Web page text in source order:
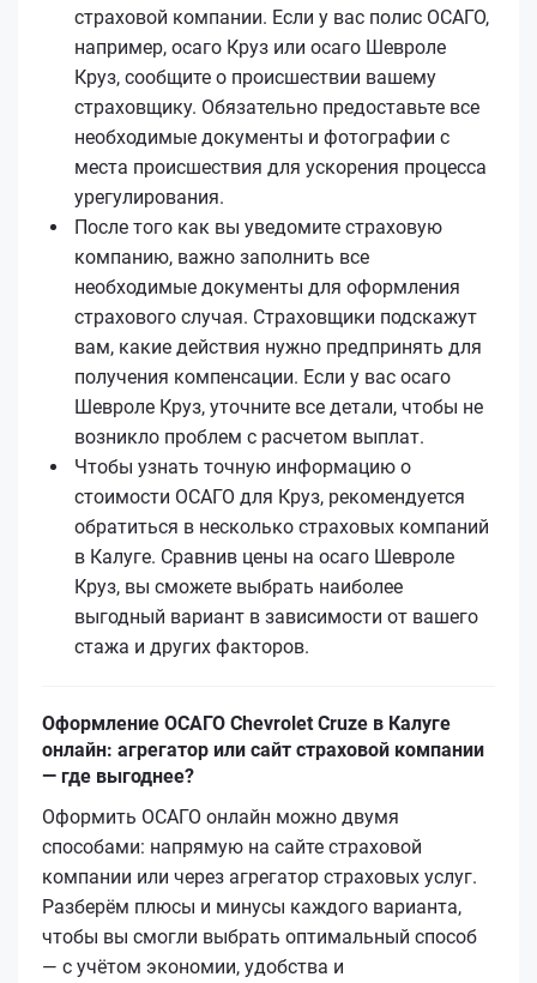
страховой компании. Если у вас полис ОСАГО,
например, осаго Круз или осаго Шевроле
Круз, сообщите о происшествии вашему
страховщику. Обязательно предоставьте все
необходимые документы и фотографии с
места происшествия для ускорения процесса
урегулирования.
После того как вы уведомите страховую
компанию, важно заполнить все
необходимые документы для оформления
страхового случая. Страховщики подскажут
вам, какие действия нужно предпринять для
получения компенсации. Если у вас осаго
Шевроле Круз, уточните все детали, чтобы не
возникло проблем с расчетом выплат.
Чтобы узнать точную информацию о
стоимости ОСАГО для Круз, рекомендуется
обратиться в несколько страховых компаний
в Калуге. Сравнив цены на осаго Шевроле
Круз, вы сможете выбрать наиболее
выгодный вариант в зависимости от вашего
стажа и других факторов.
Оформление ОСАГО Chevrolet Cruze в Калуге
онлайн: агрегатор или сайт страховой компании
— где выгоднее?
Оформить ОСАГО онлайн можно двумя
способами: напрямую на сайте страховой
компании или через агрегатор страховых услуг.
Разберём плюсы и минусы каждого варианта,
чтобы вы смогли выбрать оптимальный способ
— с учётом экономии, удобства и